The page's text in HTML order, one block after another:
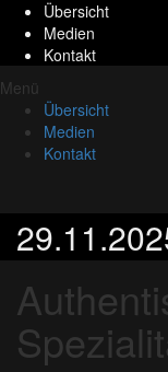
Übersicht
Medien
Kontakt
Menü
Übersicht
Medien
Kontakt